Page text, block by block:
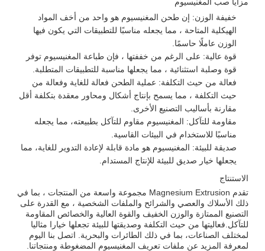
خفيفة الوزن: إن طحن المغنيسيوم هو واحد من أخف المواد
الهيكلية المتاحة ، مما يجعله مناسبًا للتطبيقات التي يكون فيها
الوزن عاملًا حاسمًا.
قوة عالية: على الرغم من خففتها ، فإن طباعة المغنيسيوم توفر
قوة وصلبة استثنائية ، مما يجعلها مناسبة للتطبيقات المتطلبة.
فعالة من حيث التكلفة: عملية الطحن فعالة للغاية وفعالة من
حيث التكلفة ، مما يسمح بإنتاج أشكال ومحاور معقدة بتكلفة أقل
مقارنة بأساليب التصنيع الأخرى.
مقاومة للتآكل: المغنيسيوم مقاوم للتآكل بطبيعته، مما يجعله
مناسبًا للاستخدام في البيئات القاسية.
صديقة للبيئة: المغنيسيوم هو مادة قابلة لإعادة التدوير للغاية، مما
يجعلها خيار صديق للبيئة للإنتاج المستدام.
الاستنتاج
تقدم Magnesium Extrusion مجموعة واسعة من المنتجات ، بما في
ذلك الأسلاك والعصي والشرائح والملفات الشخصية ، مع القدرة على
التصنيع الممتازة والوزن الخفيف والقوة العالية والخصائص المقاومة
للتآكل.فعاليتها من حيث التكلفة وصديقتها للبيئة تجعلها خيارا مثاليا
لمختلف الصناعات، بما في ذلك الطائرات والبحرية. اتصل بنا اليوم
لمعرفة المزيد عن ملفات تعريف المغنيسيوم المضغوطة ومنتجاتنا.